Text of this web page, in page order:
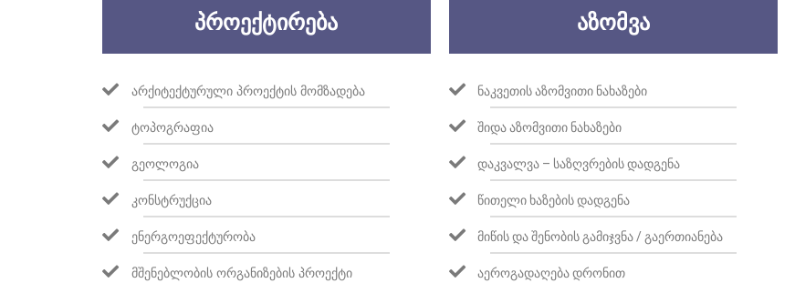
ᲞᲠᲝᲔᲥᲢᲘᲠᲔᲑᲐ
ᲐᲠᲥᲘᲢᲔᲥᲢᲣᲠᲣᲚᲘ ᲞᲠᲝᲔᲥᲢᲘᲡ ᲛᲝᲛᲖᲐᲓᲔᲑᲐ
ᲢᲝᲞᲝᲒᲠᲐᲤᲘᲐ
ᲒᲔᲝᲚᲝᲒᲘᲐ
ᲙᲝᲜᲡᲢᲠᲣᲥᲪᲘᲐ
ᲔᲜᲔᲠᲒᲝᲔᲤᲔᲥᲢᲣᲠᲝᲑᲐ
ᲛᲨᲔᲜᲔᲑᲚᲝᲑᲘᲡ ᲝᲠᲒᲐᲜᲘᲖᲔᲑᲘᲡ ᲞᲠᲝᲔᲥᲢᲘ
ᲐᲖᲝᲛᲕᲐ
ᲜᲐᲙᲕᲔᲗᲘᲡ ᲐᲖᲝᲛᲕᲘᲗᲘ ᲜᲐᲮᲐᲖᲔᲑᲘ
ᲨᲘᲓᲐ ᲐᲖᲝᲛᲕᲘᲗᲘ ᲜᲐᲮᲐᲖᲔᲑᲘ
ᲓᲐᲙᲕᲐᲚᲕᲐ – ᲡᲐᲖᲦᲕᲠᲔᲑᲘᲡ ᲓᲐᲓᲒᲔᲜᲐ
ᲬᲘᲗᲔᲚᲘ ᲮᲐᲖᲔᲑᲘᲡ ᲓᲐᲓᲒᲔᲜᲐ
ᲛᲘᲬᲘᲡ ᲓᲐ ᲨᲔᲜᲝᲑᲘᲡ ᲒᲐᲛᲘᲯᲕᲜᲐ / ᲒᲐᲔᲠᲗᲘᲐᲜᲔᲑᲐ
ᲐᲔᲠᲝᲒᲐᲓᲐᲦᲔᲑᲐ ᲓᲠᲝᲜᲘᲗ